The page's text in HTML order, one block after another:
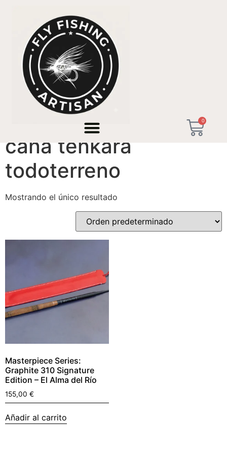
0
/ Productos etiquetados “caña tenkara
caña tenkara
todoterreno
Mostrando el único resultado
Masterpiece Series:
Graphite 310 Signature
Edition – El Alma del Río
155,00 €
Añadir al carrito